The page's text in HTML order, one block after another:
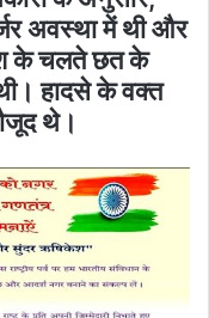
अवस्था में थी और
के चलते छत के
हादसे के वक्त
थे।